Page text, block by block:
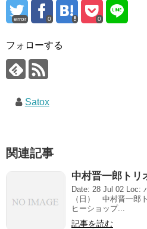
error 0 0
フォローする
Satox
関連記事
中村晋一郎トリ
Date: 28 Jul 02 Loc:
（日） 中村晋一
ヒーショップ...
記事を読む